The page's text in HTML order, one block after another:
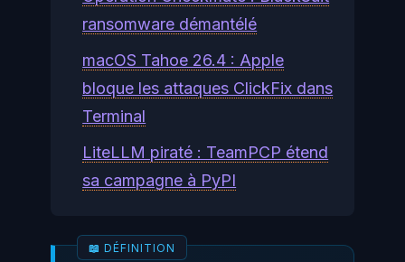
ransomware démantélé
macOS Tahoe 26.4 : Apple
bloque les attaques ClickFix dans
Terminal
LiteLLM piraté : TeamPCP étend
sa campagne à PyPI